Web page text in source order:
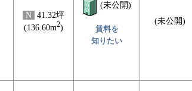
N 41.32坪
(136.60m2)
(未公開)
賃料を
知りたい
(未公開)